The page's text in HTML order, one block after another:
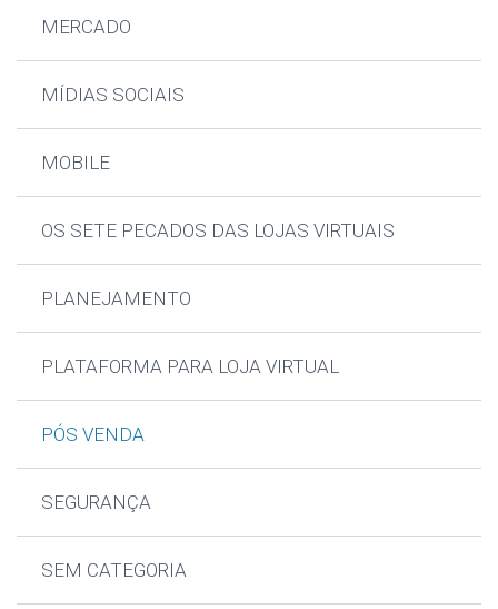
MERCADO
MÍDIAS SOCIAIS
MOBILE
OS SETE PECADOS DAS LOJAS VIRTUAIS
PLANEJAMENTO
PLATAFORMA PARA LOJA VIRTUAL
PÓS VENDA
SEGURANÇA
SEM CATEGORIA